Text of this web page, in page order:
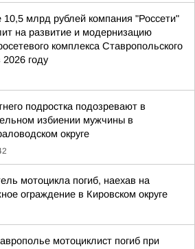
10,5 млрд рублей компания "Россети"
на развитие и модернизацию
комплекса Ставропольского
2026 году
подростка подозревают в
избиении мужчины в
округе
мотоцикла погиб, наехав на
ограждение в Кировском округе
мотоциклист погиб при